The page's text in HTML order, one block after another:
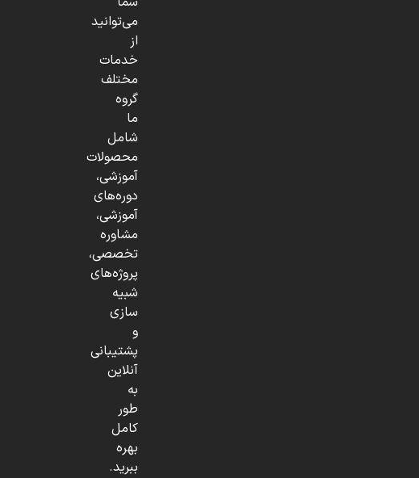
می‌توانید
از
خدمات
مختلف
گروه
ما
شامل
محصولات
آموزشی،
دوره‌های
آموزشی،
مشاوره
تخصصی،
پروژه‌های
شبیه
سازی
و
پشتیبانی
آنلاین
به
طور
کامل
بهره
ببرید.